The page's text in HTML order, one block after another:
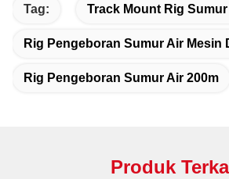
Tag: Track Mount Rig
Rig Pengeboran Sumur Air Mesin
Rig Pengeboran Sumur Air 200m
Produk